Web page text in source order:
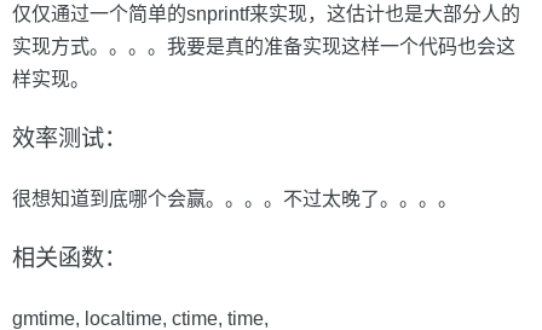
仅仅通过一个简单的snprintf来实现，这估计也是大部分人的
实现方式。。。。我要是真的准备实现这样一个代码也会这
样实现。
效率测试：
很想知道到底哪个会赢。。。。不过太晚了。。。。
相关函数：
gmtime, localtime, ctime, time,